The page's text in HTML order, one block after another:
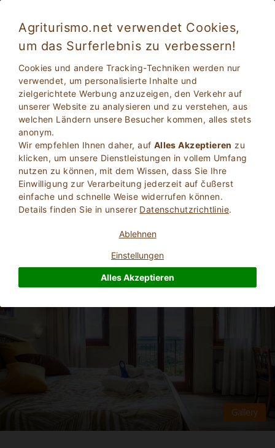
Agriturismo.net verwendet Cookies,
um das Surferlebnis zu verbessern!
Cookies und andere Tracking-Techniken werden nur
verwendet, um personalisierte Inhalte und
zielgerichtete Werbung anzuzeigen, den Verkehr auf
unserer Website zu analysieren und zu verstehen, aus
welchen Ländern unsere Besucher kommen, alles stets
anonym.
Wir empfehlen Ihnen daher, auf Alles Akzeptieren zu
klicken, um unsere Dienstleistungen in vollem Umfang
nutzen zu können, mit dem Wissen, dass Sie Ihre
Einwilligung zur Verarbeitung jederzeit auf čußerst
einfache und schnelle Weise widerrufen können.
Details finden Sie in unserer Datenschutzrichtlinie.
Ablehnen
Einstellungen
Alles Akzeptieren
Sant'ambrogio Di Valpolicella
5624
Frühstückspension
Verona , Sant'ambrogio Di Valpolicella (Karte)
Jetzt Buchen
FRAGEN BESITZER BUCHEN SIE
Fabelhaft
8.6
Weitere Informationen